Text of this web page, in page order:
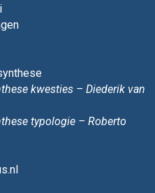
kwesties – Diederik van
typologie – Roberto